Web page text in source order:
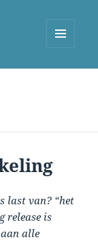
last van? “het
release is
alle